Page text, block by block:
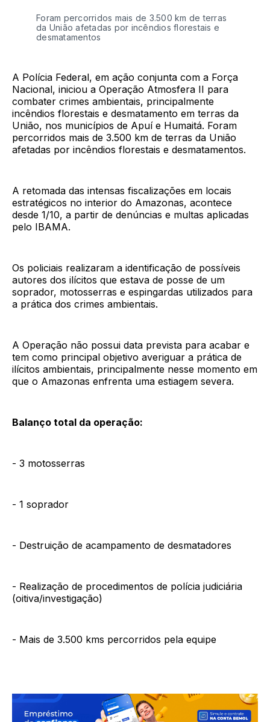
Foram percorridos mais de 3.500 km de terras
da União afetadas por incêndios florestais e
desmatamentos
A Polícia Federal, em ação conjunta com a Força
Nacional, iniciou a Operação Atmosfera II para
combater crimes ambientais, principalmente
incêndios florestais e desmatamento em terras da
União, nos municípios de Apuí e Humaitá. Foram
percorridos mais de 3.500 km de terras da União
afetadas por incêndios florestais e desmatamentos.
A retomada das intensas fiscalizações em locais
estratégicos no interior do Amazonas, acontece
desde 1/10, a partir de denúncias e multas aplicadas
pelo IBAMA.
Os policiais realizaram a identificação de possíveis
autores dos ilícitos que estava de posse de um
soprador, motosserras e espingardas utilizados para
a prática dos crimes ambientais.
A Operação não possui data prevista para acabar e
tem como principal objetivo averiguar a prática de
ilícitos ambientais, principalmente nesse momento em
que o Amazonas enfrenta uma estiagem severa.
Balanço total da operação:
- 3 motosserras
- 1 soprador
- Destruição de acampamento de desmatadores
- Realização de procedimentos de polícia judiciária
(oitiva/investigação)
- Mais de 3.500 kms percorridos pela equipe